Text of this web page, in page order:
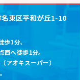
東区平和が丘1-10
歩1分、
へ徒歩1分。
アオキスーパー）